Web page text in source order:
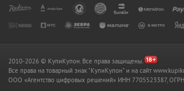
2010-2026 © КупиКупон. Все права защищены.
Все права на товарный знак "КупиКупон" и на сайт
OOO «Агентство цифровых решений» ИНН 7705523387,